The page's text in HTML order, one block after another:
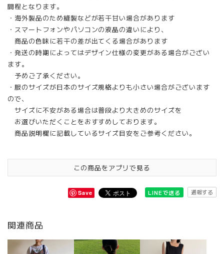
間程となります。
・海外製品のため縫製などが若干甘い場合があります
・スマートフォンやパソコンの液晶の違いにより、
商品の色味に若干の差が出てくる場合があります
・発送の時期によってはデザイン仕様の変更がある場合がござい
ます。
予めご了承ください。
・服のサイズが日本のサイズ規格よりも小さい場合がございます
ので、
サイズに不安がある場合は普段より大きめのサイズを
お選びいただくことをおすすめしております。
商品説明欄に記載しているサイズ目安をご参考ください。
この商品をアプリで見る
Save LINEで送る 通報する
関連商品